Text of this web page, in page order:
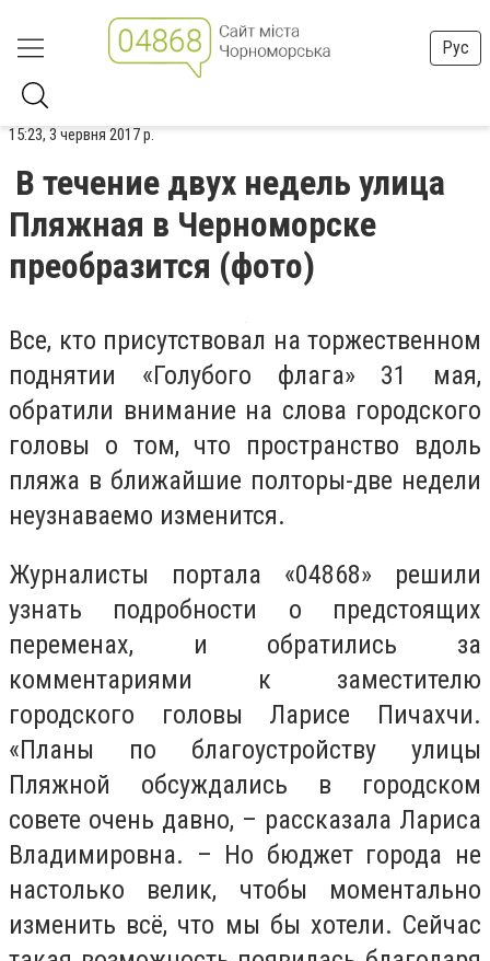
Рус
15:23, 3 червня 2017 р.
В течение двух недель улица
Пляжная в Черноморске
преобразится (фото)
Все, кто присутствовал на торжественном
поднятии «Голубого флага» 31 мая,
обратили внимание на слова городского
головы о том, что пространство вдоль
пляжа в ближайшие полторы-две недели
неузнаваемо изменится.
Журналисты портала «04868» решили
узнать подробности о предстоящих
переменах, и обратились за
комментариями к заместителю
городского головы Ларисе Пичахчи.
«Планы по благоустройству улицы
Пляжной обсуждались в городском
совете очень давно, – рассказала Лариса
Владимировна. – Но бюджет города не
настолько велик, чтобы моментально
изменить всё, что мы бы хотели. Сейчас